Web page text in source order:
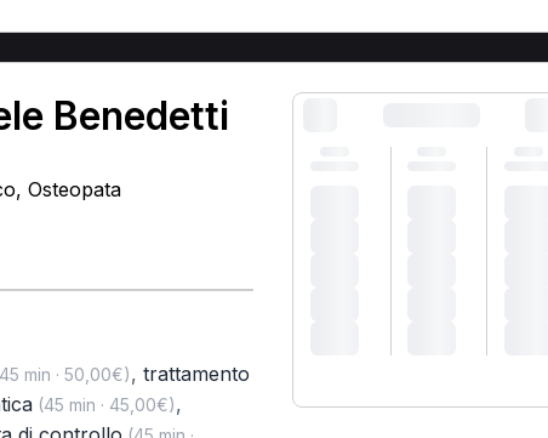
Benedetti
Osteopata
min · 50,00€), trattamento
(45 min · 45,00€),